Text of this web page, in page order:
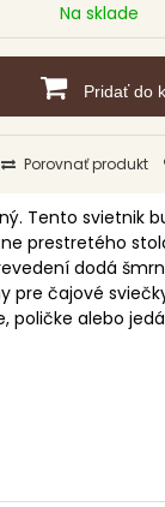
Na sklade
Pridať do
Porovnať produkt
Tento svietnik
prestretého
dodá
pre čajové
poličke alebo